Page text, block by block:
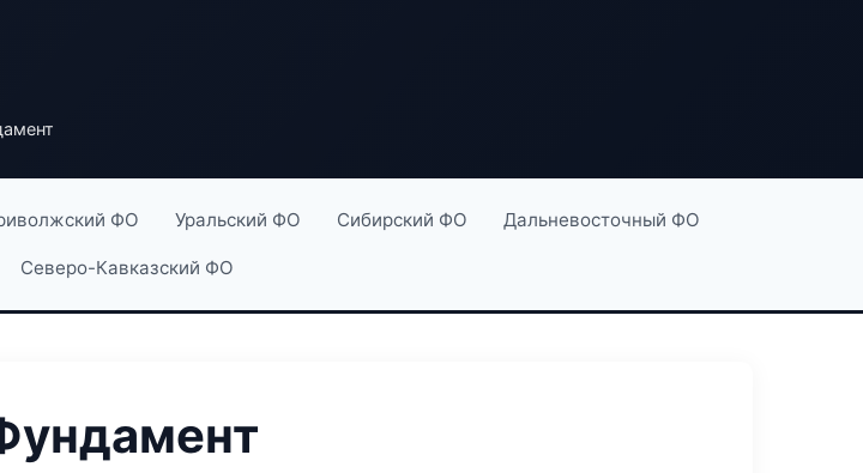
ФО Уральский ФО Сибирский ФО Дальневосточный ФО
Северо-Кавказский ФО